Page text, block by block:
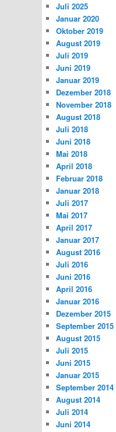
Juli 2025
Januar 2020
Oktober 2019
August 2019
Juli 2019
Juni 2019
Januar 2019
Dezember 2018
November 2018
August 2018
Juli 2018
Juni 2018
Mai 2018
April 2018
Februar 2018
Januar 2018
Juli 2017
Mai 2017
April 2017
Januar 2017
August 2016
Juli 2016
Juni 2016
April 2016
Januar 2016
Dezember 2015
September 2015
August 2015
Juli 2015
Juni 2015
Januar 2015
September 2014
August 2014
Juli 2014
Juni 2014